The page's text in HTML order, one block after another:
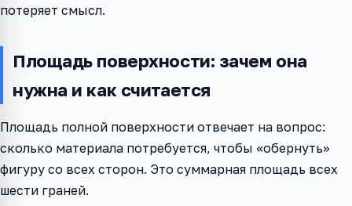
потеряет смысл.
Площадь поверхности: зачем она
нужна и как считается
Площадь полной поверхности отвечает на вопрос:
сколько материала потребуется, чтобы «обернуть»
фигуру со всех сторон. Это суммарная площадь всех
шести граней.